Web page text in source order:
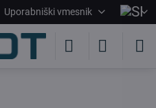
Uporabniški vmesnik